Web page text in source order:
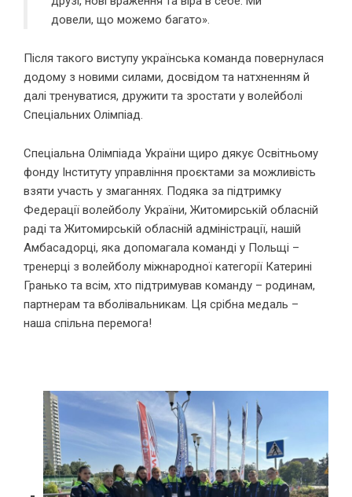
довели, що можемо багато».
Після такого виступу українська команда повернулася
додому з новими силами, досвідом та натхненням й
далі тренуватися, дружити та зростати у волейболі
Спеціальних Олімпіад.
Спеціальна Олімпіада України щиро дякує Освітньому
фонду Інституту управління проєктами за можливість
взяти участь у змаганнях. Подяка за підтримку
Федерації волейболу України, Житомирській обласній
раді та Житомирській обласній адміністрації, нашій
Амбасадорці, яка допомагала команді у Польщі –
тренерці з волейболу міжнародної категорії Катерині
Гранько та всім, хто підтримував команду – родинам,
партнерам та вболівальникам. Ця срібна медаль –
наша спільна перемога!